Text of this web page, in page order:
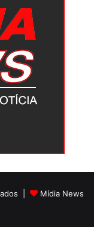
|
Mídia News